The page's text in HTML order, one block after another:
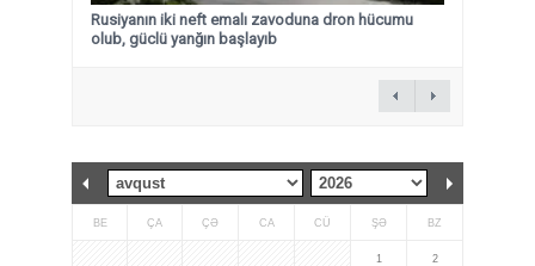
Rusiyanın iki neft emalı zavoduna dron hücumu
olub, güclü yanğın başlayıb
BE ÇA ÇƏ CA CÜ ŞƏ BZ
1 2